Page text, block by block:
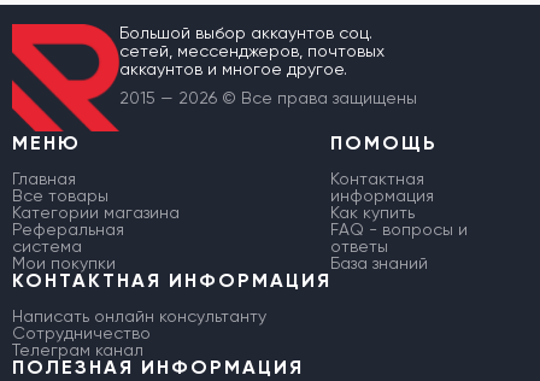
Большой выбор аккаунтов соц.
сетей, мессенджеров, почтовых
аккаунтов и многое другое.
2015 — 2026 © Все права защищены
МЕНЮ
Главная
Все товары
Категории магазина
Реферальная
система
Мои покупки
ПОМОЩЬ
Контактная
информация
Как купить
FAQ - вопросы и
ответы
База знаний
КОНТАКТНАЯ ИНФОРМАЦИЯ
Написать онлайн консультанту
Сотрудничество
Телеграм канал
ПОЛЕЗНАЯ ИНФОРМАЦИЯ